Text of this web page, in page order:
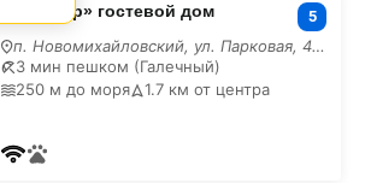
«Дел Мар» гостевой дом 5
п. Новомихайловский, ул. Парковая, 40/44
3 мин пешком (Галечный)
250 м до моря
1.7 км от центра